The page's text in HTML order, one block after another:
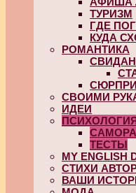
ТУРИЗМ
ГДЕ
КУДА
РОМАНТИКА
СВОИМИ
ИДЕИ
ТЕСТЫ
MY
СТИХИ
ВАШИ